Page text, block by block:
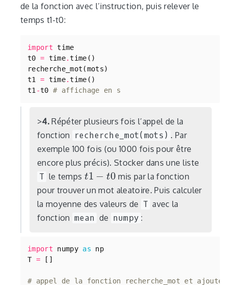
de la fonction avec l’instruction, puis relever le
temps t1-t0:
import time
t0 = time.time ()
recherche_mot (mots)
t1
= time.time ()
t1 -t0 # affichage en s
4. Répéter plusieurs fois l’appel de la
fonction recherche_mot(mots) . Par
exemple 100 fois (ou 1000 fois pour être
encore plus précis). Stocker dans une liste
T le temps t1 − t0
t1− t0
mis par la fonction
pour trouver un mot aleatoire. Puis calculer
la moyenne des valeurs de T avec la
fonction mean de numpy :
import numpy as
np
T = []
# appel de la fonction recherche_mot et